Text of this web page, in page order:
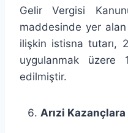
Gelir Vergisi
maddesinde yer alan
ilişkin istisna tutarı,
uygulanmak üzere
edilmiştir.
Arızi